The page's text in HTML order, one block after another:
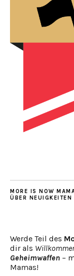
MORE IS NOW
ÜBER NEUIGKEITEN
Werde Teil des
dir als
Geheimwaffen –
Mamas!